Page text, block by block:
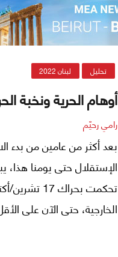
تحليل لبنان 2022
أوهام الحرية ونخبة
رامي رحيّم
بعد أكثر من عامين من بدء
الإستقلال حتى يومنا هذا،
تحكمت
الخارجية، حتى الآن على